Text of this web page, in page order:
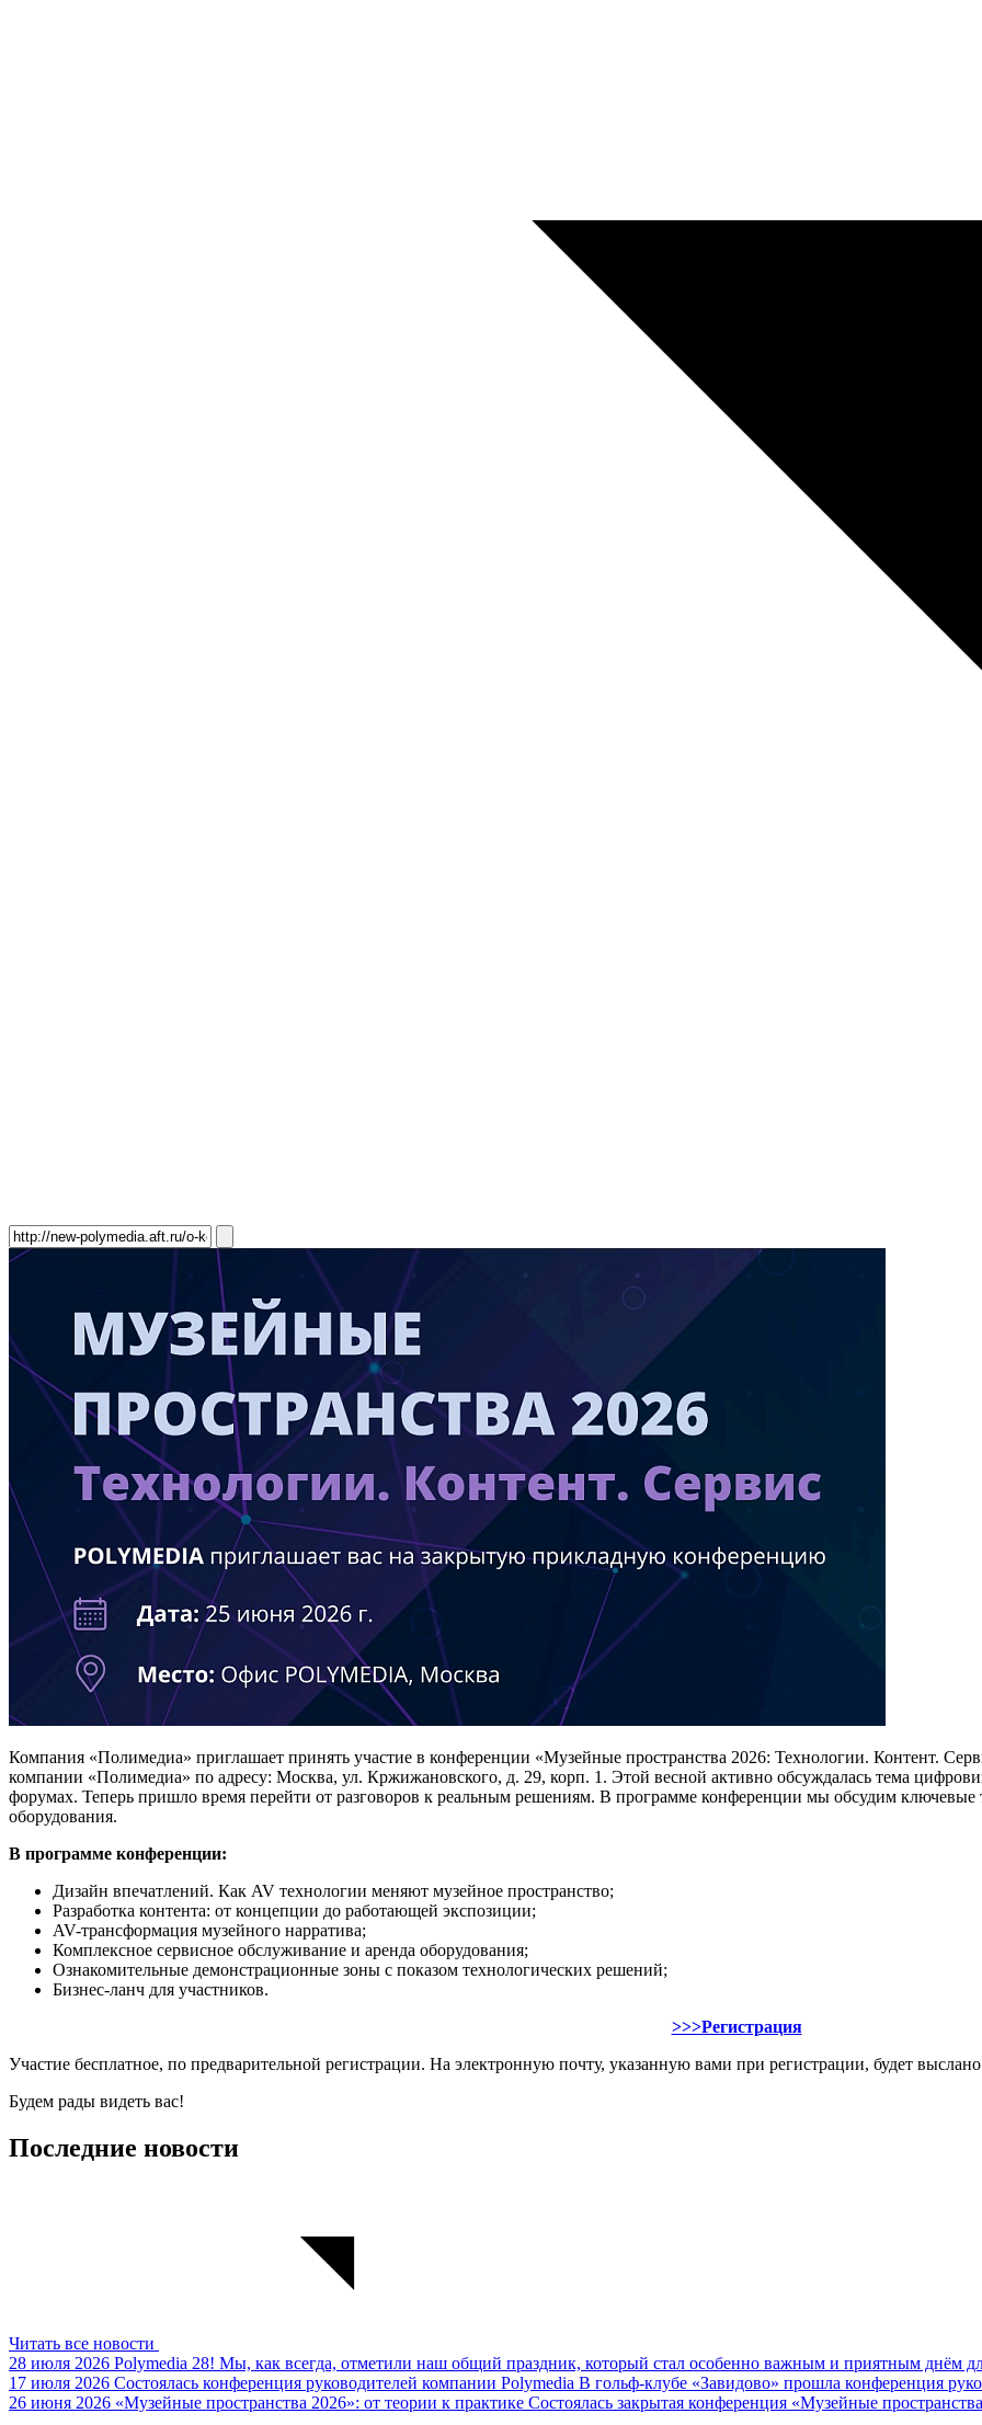
Компания «Полимедиа» приглашает принять участие в конференции «Музейные пространства 2026: Технологии. Контент.
компании «Полимедиа» по адресу: Москва, ул. Кржижановского, д. 29, корп. 1. Этой весной активно обсуждалась тема
форумах. Теперь пришло время перейти от разговоров к реальным решениям. В программе конференции мы обсудим ключевые
оборудования.
В программе конференции:
Дизайн впечатлений. Как AV технологии меняют музейное пространство;
Разработка контента: от концепции до работающей экспозиции;
AV-трансформация музейного нарратива;
Комплексное сервисное обслуживание и аренда оборудования;
Ознакомительные демонстрационные зоны с показом технологических решений;
Бизнес‑ланч для участников.
>>>Регистрация
Участие бесплатное, по предварительной регистрации. На электронную почту, указанную вами при регистрации, будет
Будем рады видеть вас!
Последние новости
Читать все новости
28 июля 2026 Polymedia 28! Мы, как всегда, отметили наш общий праздник, который стал особенно важным и приятным днём
17 июля 2026 Состоялась конференция руководителей компании Polymedia В гольф‑клубе «Завидово» прошла конференция
26 июня 2026 «Музейные пространства 2026»: от теории к практике Cостоялась закрытая конференция «Музейные